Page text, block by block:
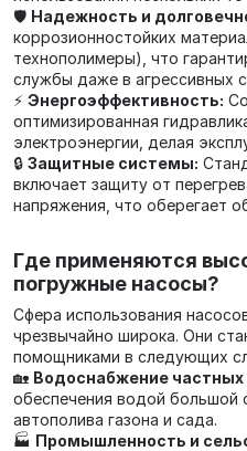
🛡️ Надежность и
коррозионностойких
технополимеры), что
службы даже в агрессивных
⚡ Энергоэффективность:
оптимизированная
электроэнергии, делая
🔒 Защитные системы:
включает защиту от
напряжения, что оберегает
Где применяются
погружные насосы?
Сфера использования
чрезвычайно широка. Они
помощниками в следующих
🏡 Водоснабжение
обеспечения водой большой
автополива газона и сада.
🏭 Промышленность и